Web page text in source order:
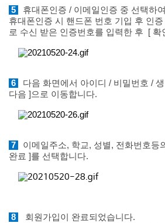
5
휴대폰인증 / 이메일인증 중 선택하
휴대폰인증 시 핸드폰 번호 기입 후 인
로 수신 받은 인증번호를 입력한 후
[ 확
6
다음 화면에서 아이디 / 비밀번호 /
다음 ]으로 이동합니다.
7
이메일주소, 학교, 성별, 전화번호등
완료 ]를 선택합니다.
8
회원가입이 완료되었습니다.